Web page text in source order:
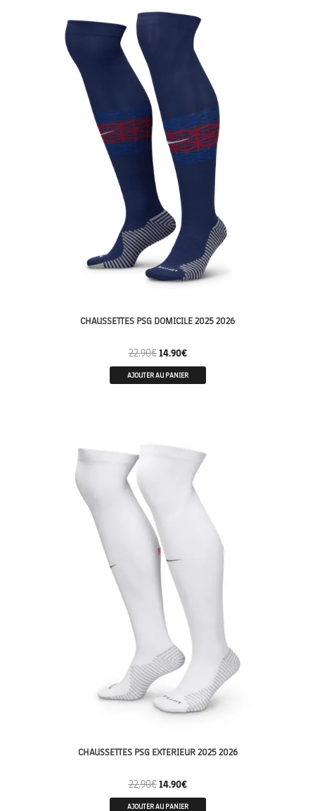
CHAUSSETTES PSG DOMICILE 2025 2026
22.90€ 14.90€
AJOUTER AU PANIER
CHAUSSETTES PSG EXTERIEUR 2025 2026
22.90€ 14.90€
AJOUTER AU PANIER